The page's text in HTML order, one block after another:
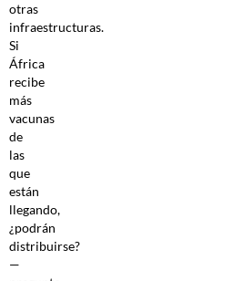
otras
infraestructuras.
Si
África
recibe
más
vacunas
de
las
que
están
llegando,
¿podrán
distribuirse?
—